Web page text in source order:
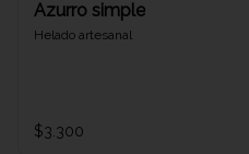
Azurro simple
Helado artesanal
$3.300